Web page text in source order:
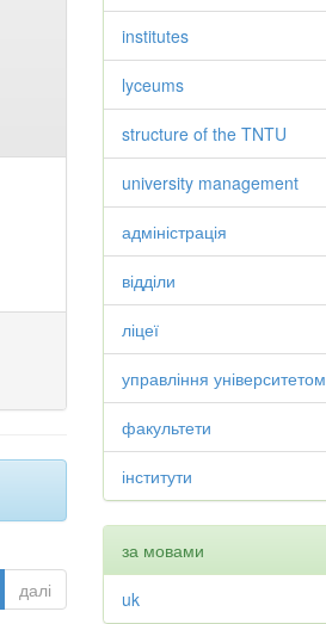
далі
institutes
lyceums
structure of the TNTU
university management
адміністрація
відділи
ліцеї
управління університетом
факультети
інститути
за мовами
uk